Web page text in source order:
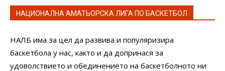
НАЦИОНАЛНА АМАТЬОРСКА ЛИГА ПО БАСКЕТБОЛ
НАЛБ има за цел да развива и популяризира
баскетбола у нас, както и да допринася за
удоволствието и обединението на баскетболното ни